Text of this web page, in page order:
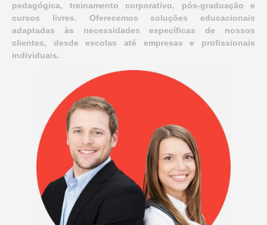
pedagógica, treinamento corporativo, pós-graduação e
cursos livres. Oferecemos soluções educacionais
adaptadas às necessidades específicas de nossos
clientes, desde escolas até empresas e profissionais
individuais.